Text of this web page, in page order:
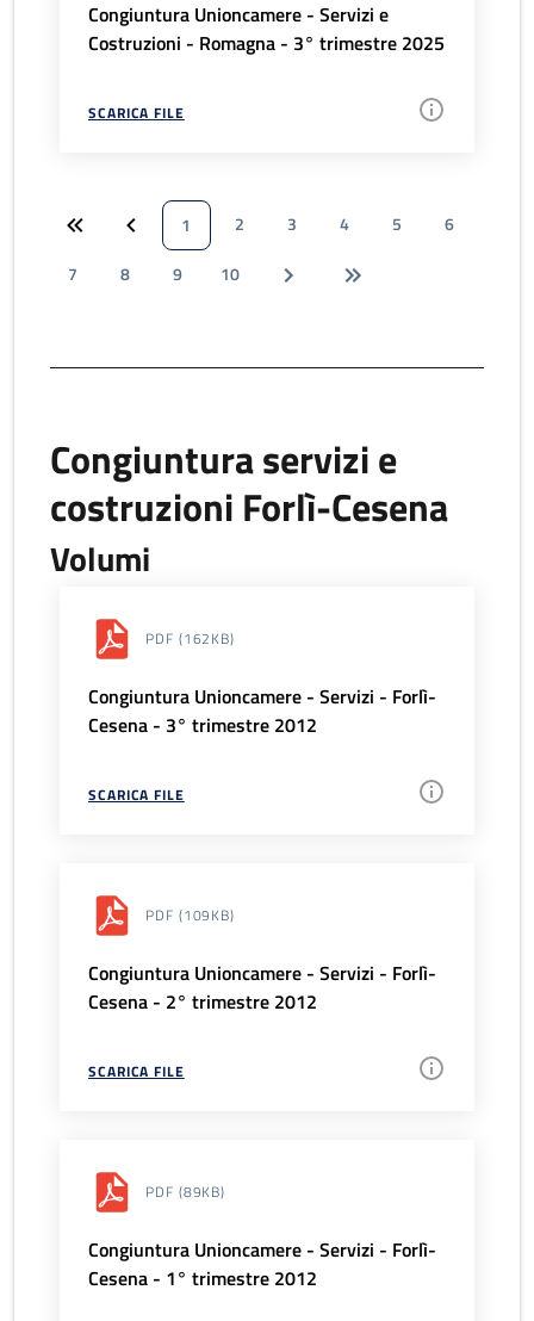
Congiuntura Unioncamere - Servizi e
Costruzioni - Romagna - 3° trimestre 2025
SCARICA FILE
1 2 3 4 5
6
7
8 9 10
Congiuntura servizi e
costruzioni Forlì-Cesena
Volumi
PDF (162KB)
Congiuntura Unioncamere - Servizi - Forlì-
Cesena - 3° trimestre 2012
SCARICA FILE
PDF (109KB)
Congiuntura Unioncamere - Servizi - Forlì-
Cesena - 2° trimestre 2012
SCARICA FILE
PDF (89KB)
Congiuntura Unioncamere - Servizi - Forlì-
Cesena - 1° trimestre 2012